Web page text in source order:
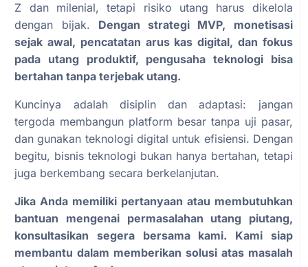
Z dan milenial, tetapi risiko utang harus dikelola
dengan bijak. Dengan strategi MVP, monetisasi
sejak awal, pencatatan arus kas digital, dan fokus
pada utang produktif, pengusaha teknologi bisa
bertahan tanpa terjebak utang.
Kuncinya adalah disiplin dan adaptasi: jangan
tergoda membangun platform besar tanpa uji pasar,
dan gunakan teknologi digital untuk efisiensi. Dengan
begitu, bisnis teknologi bukan hanya bertahan, tetapi
juga berkembang secara berkelanjutan.
Jika Anda memiliki pertanyaan atau membutuhkan
bantuan mengenai permasalahan utang piutang,
konsultasikan segera bersama kami. Kami siap
membantu dalam memberikan solusi atas masalah